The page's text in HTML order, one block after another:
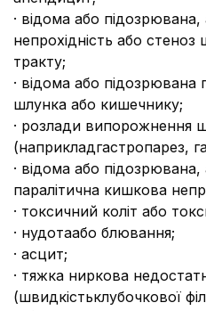
· відома або
непрохідність або
тракту;
· відома або підозрювана
шлунка або кишечнику;
· розлади випорожнення
(наприкладгастропарез,
· відома або
паралітична кишкова
· токсичний коліт або
· нудотаабо блювання;
· асцит;
· тяжка ниркова
(швидкістьклубочкової